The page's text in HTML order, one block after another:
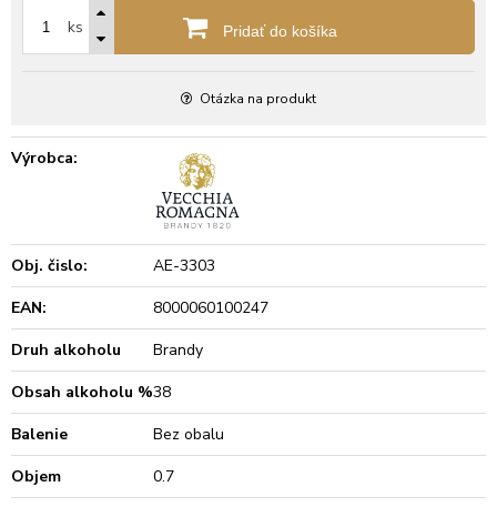
ks Pridať do košíka
Otázka na produkt
Výrobca:
Obj. čislo:
AE-3303
EAN:
8000060100247
Druh alkoholu
Brandy
Obsah alkoholu %38
Balenie
Bez obalu
Objem
0.7